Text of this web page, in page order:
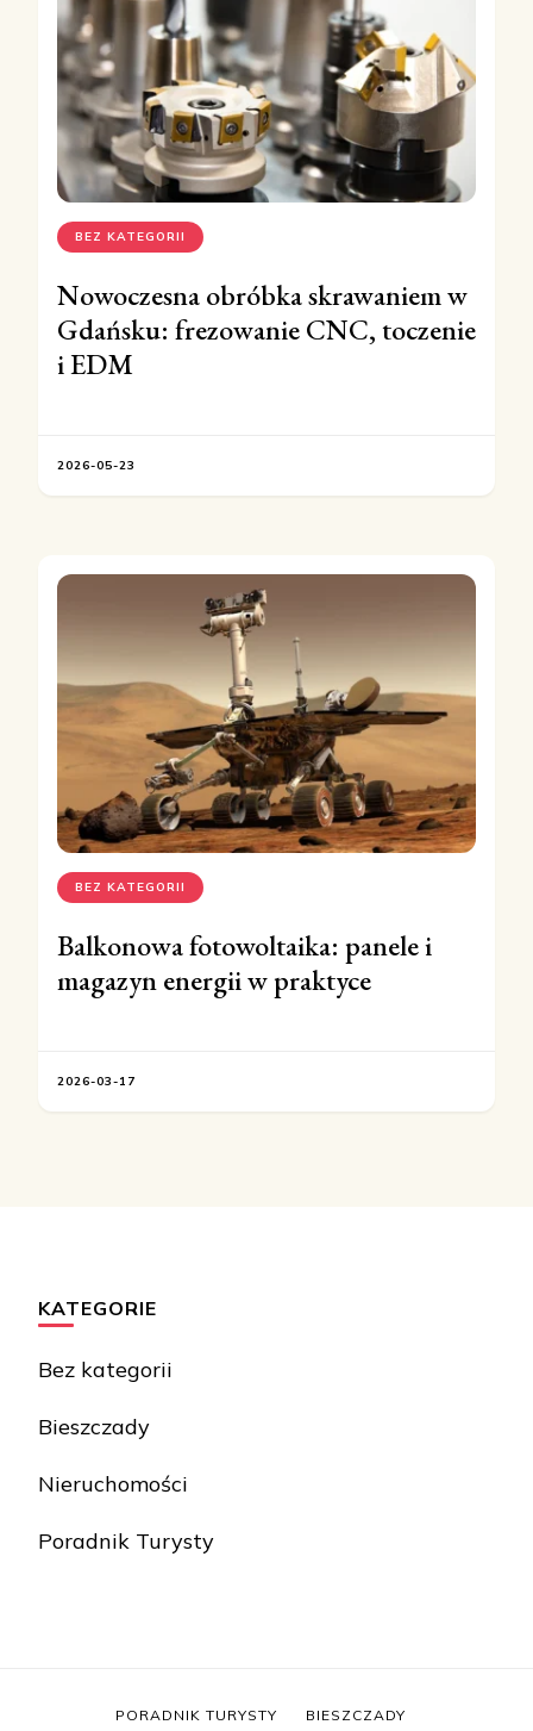
BEZ KATEGORII
Nowoczesna obróbka skrawaniem w
Gdańsku: frezowanie CNC, toczenie
i EDM
2026-05-23
BEZ KATEGORII
Balkonowa fotowoltaika: panele i
magazyn energii w praktyce
2026-03-17
KATEGORIE
Bez kategorii
Bieszczady
Nieruchomości
Poradnik Turysty
PORADNIK TURYSTY BIESZCZADY